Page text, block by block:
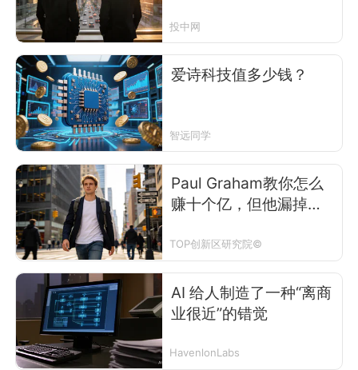
投中网
爱诗科技值多少钱？
智远同学
Paul Graham教你怎么
赚十个亿，但他漏掉了
TOP创新区研究院©
AI 给人制造了一种“离商
业很近”的错觉
HavenlonLabs